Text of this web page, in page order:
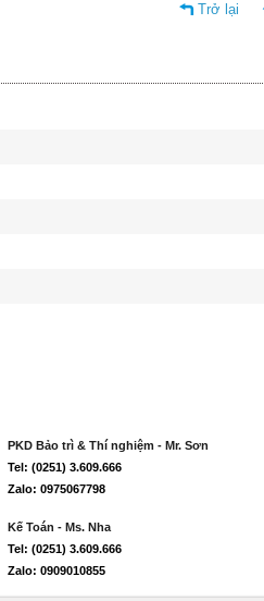
Trở lại
PKD Bảo trì & Thí nghiệm - Mr. Sơn
Tel: (0251) 3.609.666
Zalo: 0975067798
Kế Toán - Ms. Nha
Tel: (0251) 3.609.666
Zalo: 0909010855